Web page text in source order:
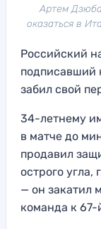
Артем
оказаться в
Российский
подписавший
забил свой
34-летнему
в матче до
продавил
острого
— он закатил
команда к 67-